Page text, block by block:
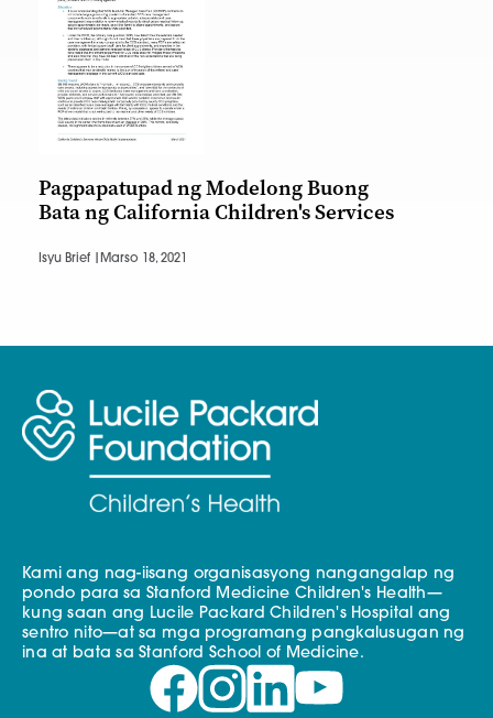
Pagpapatupad ng Modelong Buong
Bata ng California Children's Services
Isyu Brief | Marso 18, 2021
Kami ang nag-iisang organisasyong nangangalap ng
pondo para sa Stanford Medicine Children's Health—
kung saan ang Lucile Packard Children's Hospital ang
sentro nito—at sa mga programang pangkalusugan ng
ina at bata sa Stanford School of Medicine.